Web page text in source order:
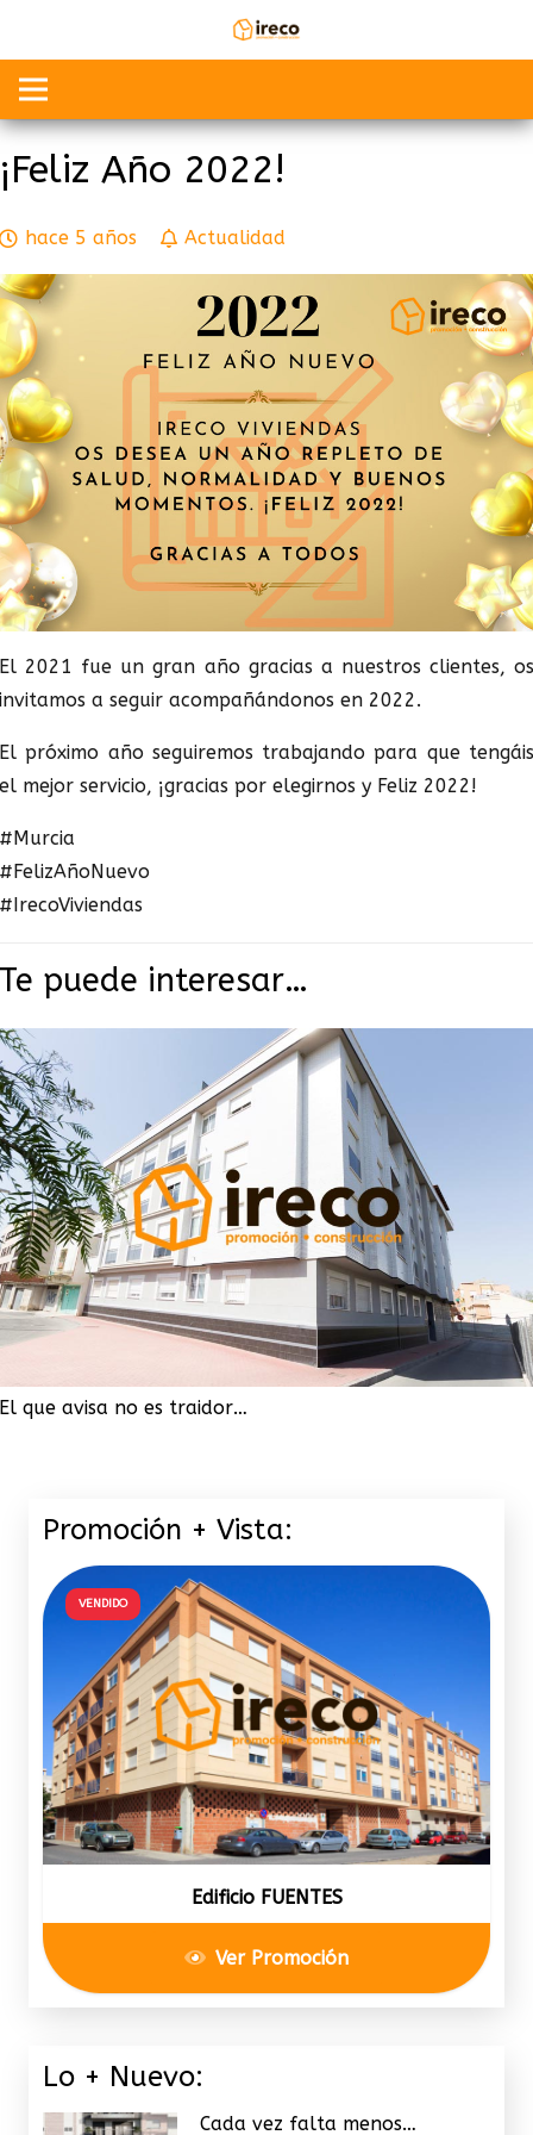
¡Feliz Año 2022!
hace 5 años Actualidad
El 2021 fue un gran año gracias a nuestros clientes, os
invitamos a seguir acompañándonos en 2022.
El próximo año seguiremos trabajando para que tengáis
el mejor servicio, ¡gracias por elegirnos y Feliz 2022!
#Murcia
#FelizAñoNuevo
#IrecoViviendas
Te puede interesar…
El que avisa no es traidor…
Promoción + Vista:
VENDIDO
Edificio FUENTES
Ver Promoción
Lo + Nuevo:
Cada vez falta menos…